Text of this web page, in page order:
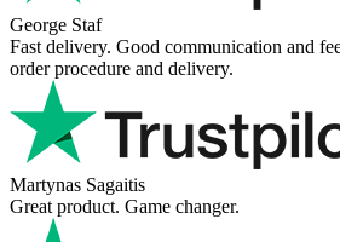
George Staf
Fast delivery. Good communication and
order procedure and delivery.
Martynas Sagaitis
Great product. Game changer.